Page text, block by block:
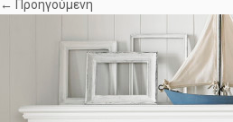
← Προηγούμενη